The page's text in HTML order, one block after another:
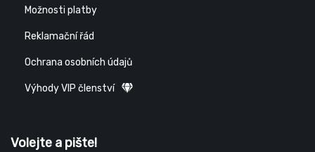
Možnosti platby
Reklamační řád
Ochrana osobních údajů
Výhody VIP členství
Volejte a pište!